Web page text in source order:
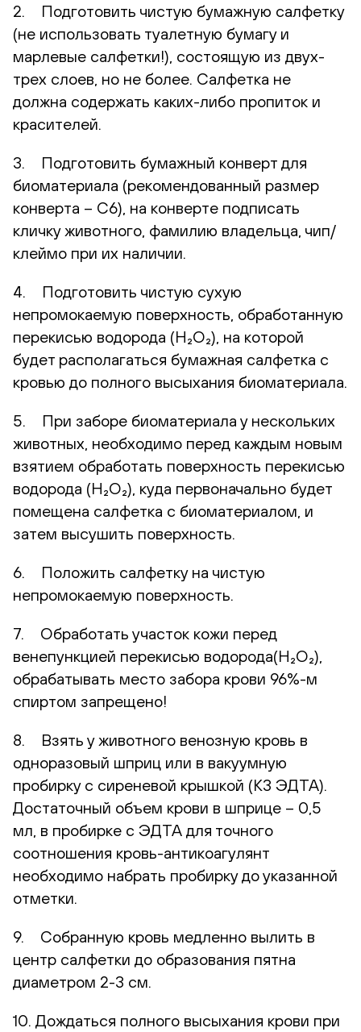
2. Подготовить чистую бумажную салфетку
(не использовать туалетную бумагу и
марлевые салфетки!), состоящую из двух-
трех слоев, но не более. Салфетка не
должна содержать каких-либо пропиток и
красителей.
3. Подготовить бумажный конверт для
биоматериала (рекомендованный размер
конверта – С6), на конверте подписать
кличку животного, фамилию владельца, чип/
клеймо при их наличии.
4. Подготовить чистую сухую
непромокаемую поверхность, обработанную
перекисью водорода (H₂O₂), на которой
будет располагаться бумажная салфетка с
кровью до полного высыхания биоматериала.
5. При заборе биоматериала у нескольких
животных, необходимо перед каждым новым
взятием обработать поверхность перекисью
водорода (H₂O₂), куда первоначально будет
помещена салфетка с биоматериалом, и
затем высушить поверхность.
6. Положить салфетку на чистую
непромокаемую поверхность.
7. Обработать участок кожи перед
венепункцией перекисью водорода(H₂O₂),
обрабатывать место забора крови 96%-м
спиртом запрещено!
8. Взять у животного венозную кровь в
одноразовый шприц или в вакуумную
пробирку с сиреневой крышкой (К3 ЭДТА).
Достаточный объем крови в шприце – 0,5
мл, в пробирке с ЭДТА для точного
соотношения кровь-антикоагулянт
необходимо набрать пробирку до указанной
отметки.
9. Собранную кровь медленно вылить в
центр салфетки до образования пятна
диаметром 2-3 см.
10. Дождаться полного высыхания крови при